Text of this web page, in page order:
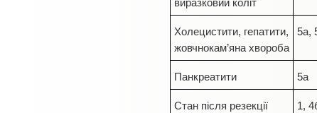
виразковий коліт
Холецистити, гепатити,
жовчнокам’яна хвороба
5а,
Панкреатити 5а
Стан після резекції
1,